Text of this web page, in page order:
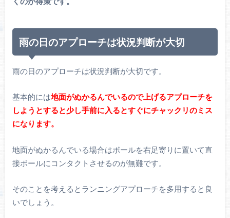
雨の日のアプローチは状況判断が大切
雨の日のアプローチは状況判断が大切です。
基本的には地面がぬかるんでいるので上げるアプローチを
しようとすると少し手前に入るとすぐにチャックリのミス
になります。
地面がぬかるんでいる場合はボールを右足寄りに置いて直
接ボールにコンタクトさせるのが無難です。
そのことを考えるとランニングアプローチを多用すると良
いでしょう。